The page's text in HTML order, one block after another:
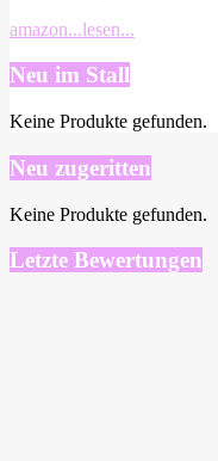
amazon...lesen...
Neu im Stall
Keine Produkte gefunden.
Neu zugeritten
Keine Produkte gefunden.
Letzte Bewertungen